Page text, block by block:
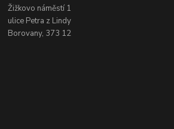
Žižkovo náměstí 1
ulice Petra z Lindy
Borovany, 373 12